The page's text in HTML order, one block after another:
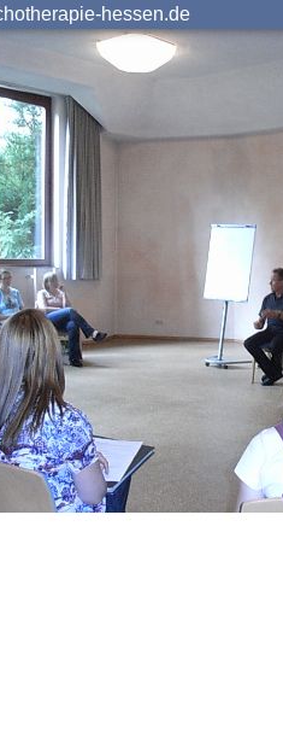
hessen.de